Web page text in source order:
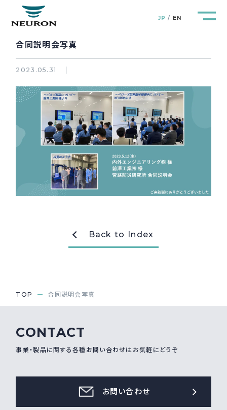
JP EN
管路防災研究所 Pipeline Resilience Lab.
企業情報 Company
製品＆サービス Products&Service
研究開発 R&D
Recruit
合同説明会写真
2023.05.31
Back to Index
TOP 合同説明会写真
CONTACT
事業・製品に関する各種お問い合わせはお気軽にどうぞ
お問い合わせ